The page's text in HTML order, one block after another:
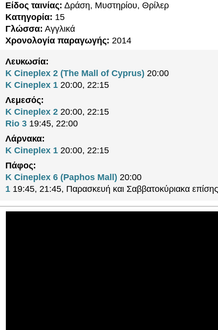
Είδος ταινίας: Δράση, Μυστηρίου, Θρίλερ
Κατηγορία: 15
Γλώσσα: Αγγλικά
Χρονολογία παραγωγής: 2014
Λευκωσία:
K Cineplex 2 (The Mall of Cyprus) 20:00
K Cineplex 1 20:00, 22:15
Λεμεσός:
K Cineplex 2 20:00, 22:15
Rio 3 19:45, 22:00
Λάρνακα:
K Cineplex 1 20:00, 22:15
Πάφος:
K Cineplex 6 (Paphos Mall) 20:00
1 19:45, 21:45, Παρασκευή και Σαββατοκύριακα